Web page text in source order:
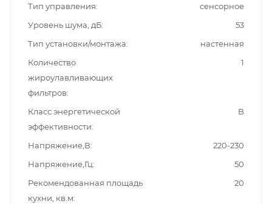
Тип управления
сенсорное
Уровень шума, дБ
53
Тип установки/монтажа
настенная
Количество
жироулавливающих
фильтров
1
Класс энергетической
эффективности
B
Напряжение,В
220-230
Напряжение,Гц
50
Рекомендованная площадь
кухни, кв.м
20